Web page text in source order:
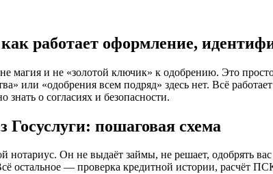
работает оформление,
магия и не «золотой ключик» к одобрению. Это
или «одобрения всем подряд» здесь нет. Всё
о согласиях и безопасности.
Госуслуги: пошаговая схема
нотариус. Он не выдаёт займы, не решает, одобрять
— проверка кредитной истории, расчёт